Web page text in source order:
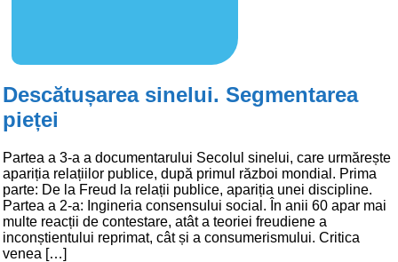
Descătușarea sinelui. Segmentarea
pieței
Partea a 3-a a documentarului Secolul sinelui, care urmărește
apariția relațiilor publice, după primul război mondial. Prima
parte: De la Freud la relații publice, apariția unei discipline.
Partea a 2-a: Ingineria consensului social. În anii 60 apar mai
multe reacții de contestare, atât a teoriei freudiene a
inconștientului reprimat, cât și a consumerismului. Critica
venea […]